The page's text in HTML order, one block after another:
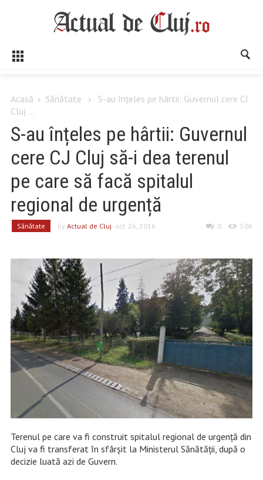
Acasă Sănătate
S-au înțeles pe hârtii: Guvernul cere CJ
Cluj ...
S-au înțeles pe hârtii: Guvernul
cere CJ Cluj să-i dea terenul
pe care să facă spitalul
regional de urgență
Sănătate by Actual de Cluj- oct. 26, 2016 0 506
Terenul pe care va fi construit spitalul regional de urgență din
Cluj va fi transferat în sfârșit la Ministerul Sănătății, după o
decizie luată azi de Guvern.